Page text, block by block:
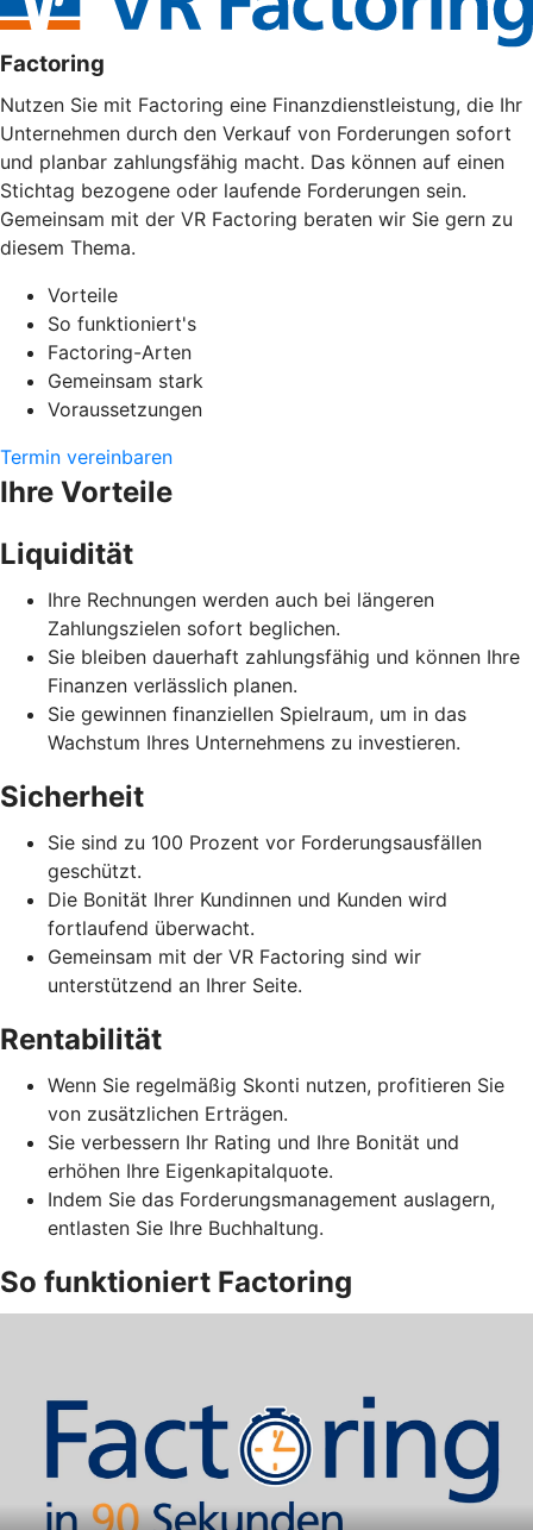
Factoring
Nutzen Sie mit Factoring eine Finanzdienstleistung, die Ihr
Unternehmen durch den Verkauf von Forderungen sofort
und planbar zahlungsfähig macht. Das können auf einen
Stichtag bezogene oder laufende Forderungen sein.
Gemeinsam mit der VR Factoring beraten wir Sie gern zu
diesem Thema.
Vorteile
So funktioniert's
Factoring-Arten
Gemeinsam stark
Voraussetzungen
Termin vereinbaren
Ihre Vorteile
Liquidität
Ihre Rechnungen werden auch bei längeren
Zahlungszielen sofort beglichen.
Sie bleiben dauerhaft zahlungsfähig und können Ihre
Finanzen verlässlich planen.
Sie gewinnen finanziellen Spielraum, um in das
Wachstum Ihres Unternehmens zu investieren.
Sicherheit
Sie sind zu 100 Prozent vor Forderungsausfällen
geschützt.
Die Bonität Ihrer Kundinnen und Kunden wird
fortlaufend überwacht.
Gemeinsam mit der VR Factoring sind wir
unterstützend an Ihrer Seite.
Rentabilität
Wenn Sie regelmäßig Skonti nutzen, profitieren Sie
von zusätzlichen Erträgen.
Sie verbessern Ihr Rating und Ihre Bonität und
erhöhen Ihre Eigenkapitalquote.
Indem Sie das Forderungsmanagement auslagern,
entlasten Sie Ihre Buchhaltung.
So funktioniert Factoring